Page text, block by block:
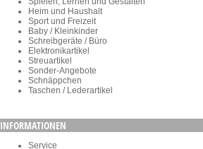
Heim und Haushalt
Sport und Freizeit
Baby / Kleinkinder
Schreibgeräte / Büro
Elektronikartikel
Streuartikel
Sonder-Angebote
Schnäppchen
Taschen / Lederartikel
INFORMATIONEN
Service